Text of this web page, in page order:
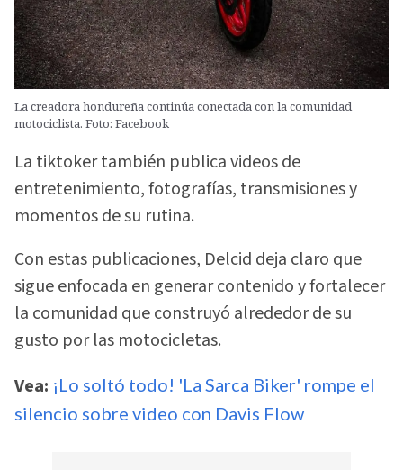
La creadora hondureña continúa conectada con la comunidad
motociclista. Foto: Facebook
La tiktoker también publica videos de
entretenimiento, fotografías, transmisiones y
momentos de su rutina.
Con estas publicaciones, Delcid deja claro que
sigue enfocada en generar contenido y fortalecer
la comunidad que construyó alrededor de su
gusto por las motocicletas.
Vea: ¡Lo soltó todo! 'La Sarca Biker' rompe el
silencio sobre video con Davis Flow